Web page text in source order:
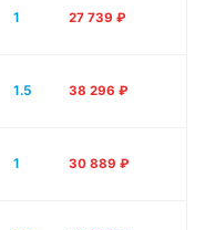
1 27 739 ₽
1.5 38 296 ₽
1 30 889 ₽